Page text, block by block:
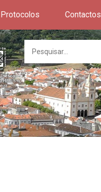
Protocolos Contactos